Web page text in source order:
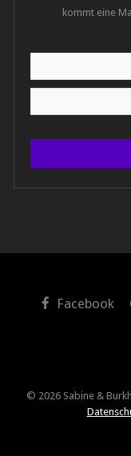
kommt eine
Facebook
© 2026 Sabine &